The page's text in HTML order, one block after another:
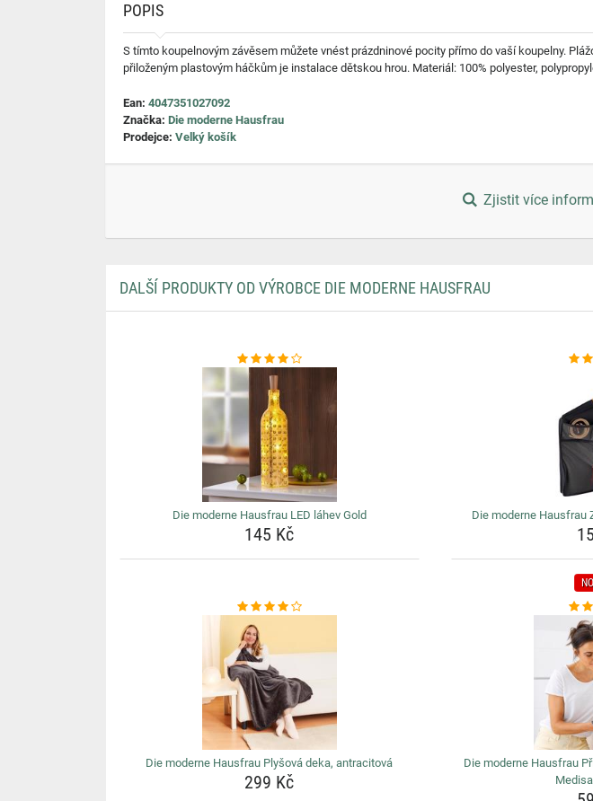
POPIS
S tímto koupelnovým závěsem můžete vnést prázdninové pocity přímo do vaší koupelny.
přiloženým plastovým háčkům je instalace dětskou hrou. Materiál: 100% polyester,
Ean: 4047351027092
Značka: Die moderne Hausfrau
Prodejce: Velký košík
Zjistit více
DALŠÍ PRODUKTY OD VÝROBCE DIE MODERNE HAUSFRAU
Die moderne Hausfrau LED láhev Gold
145 Kč
Die moderne Hausfrau
Die moderne Hausfrau Plyšová deka, antracitová
299 Kč
Die moderne Hausfrau